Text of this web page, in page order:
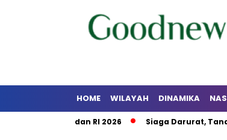
HOME WILAYAH DINAMIKA
Kalsel dan RI 2026 Siaga Darurat, Tanah